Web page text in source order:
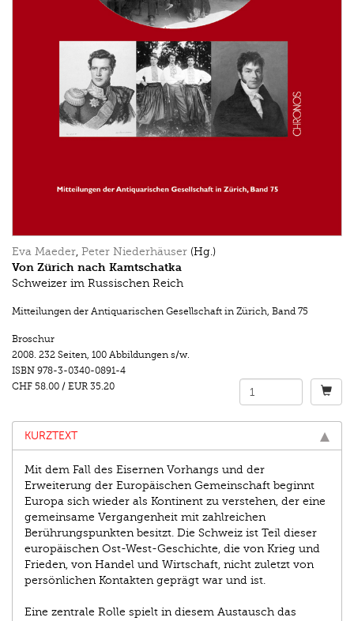
Eva Maeder, Peter Niederhäuser (Hg.)
Von Zürich nach Kamtschatka
Schweizer im Russischen Reich
Mitteilungen der Antiquarischen Gesellschaft in Zürich, Band 75
Broschur
2008. 232 Seiten, 100 Abbildungen s/w.
ISBN 978-3-0340-0891-4
CHF 58.00 / EUR 35.20
KURZTEXT
Mit dem Fall des Eisernen Vorhangs und der
Erweiterung der Europäischen Gemeinschaft beginnt
Europa sich wieder als Kontinent zu verstehen, der eine
gemeinsame Vergangenheit mit zahlreichen
Berührungspunkten besitzt. Die Schweiz ist Teil dieser
europäischen Ost-West-Geschichte, die von Krieg und
Frieden, von Handel und Wirtschaft, nicht zuletzt von
persönlichen Kontakten geprägt war und ist.
Eine zentrale Rolle spielt in diesem Austausch das